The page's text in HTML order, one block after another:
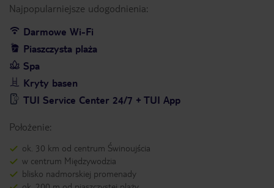
Najpopularniejsze udogodnienia:
Darmowe Wi-Fi
Piaszczysta plaża
Spa
Kryty basen
TUI Service Center 24/7 + TUI App
Położenie:
ok. 30 km od centrum Świnoujścia
w centrum Międzywodzia
blisko nadmorskiej promenady